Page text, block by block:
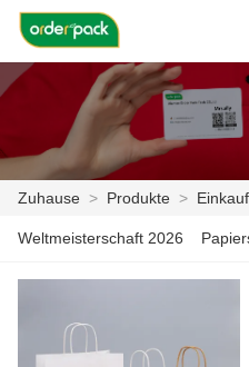
Deutsch
Zuhause > Produkte >
Weltmeisterschaft 2026